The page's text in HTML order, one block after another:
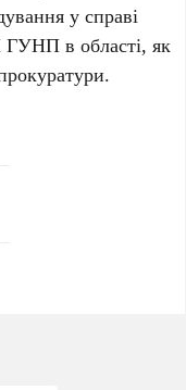
у справі
в області, як